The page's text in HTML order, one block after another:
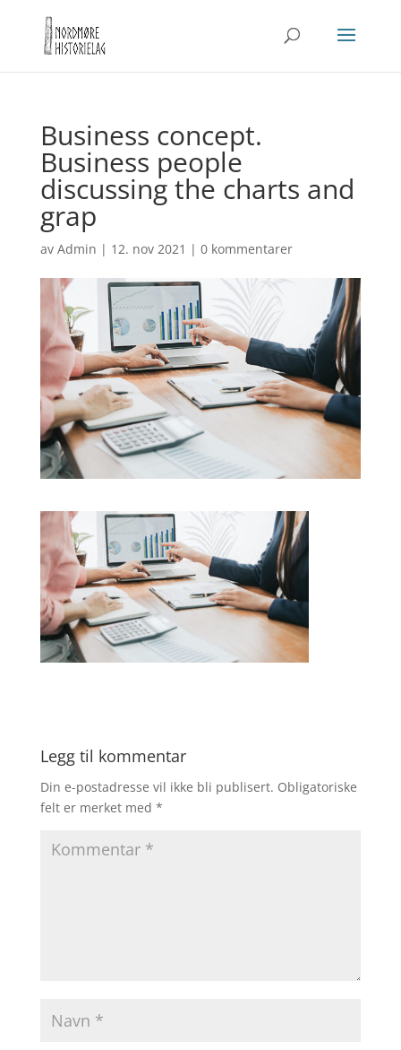
Business concept.
Business people
discussing the charts and
grap
av Admin | 12. nov 2021 | 0 kommentarer
Legg til kommentar
Din e-postadresse vil ikke bli publisert. Obligatoriske
felt er merket med *